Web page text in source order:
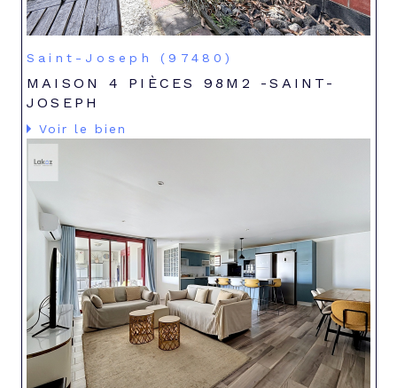
Saint-Joseph (97480)
MAISON 4 PIÈCES 98M2 -SAINT-
JOSEPH
Voir le bien